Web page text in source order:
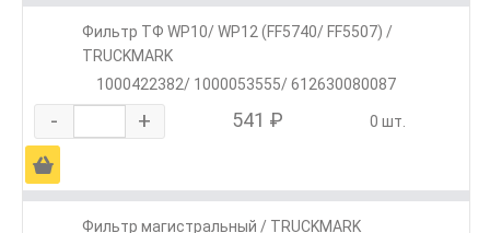
Фильтр ТФ WP10/ WP12 (FF5740/ FF5507) /
TRUCKMARK
1000422382/ 1000053555/ 612630080087
- + 541 ₽ 0 шт.
Ä
Фильтр магистральный / TRUCKMARK